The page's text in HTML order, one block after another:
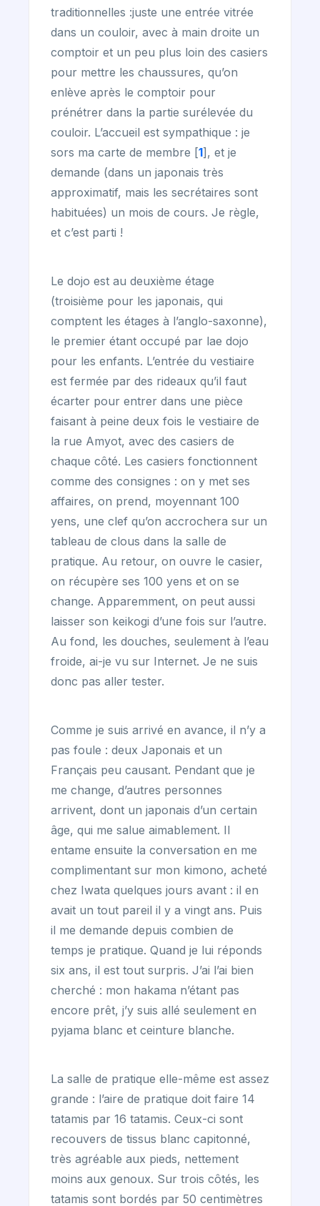
traditionnelles :juste une entrée vitrée
dans un couloir, avec à main droite un
comptoir et un peu plus loin des casiers
pour mettre les chaussures, qu’on
enlève après le comptoir pour
prénétrer dans la partie surélevée du
couloir. L’accueil est sympathique : je
sors ma carte de membre [1] , et je
demande (dans un japonais très
approximatif, mais les secrétaires sont
habituées) un mois de cours. Je règle,
et c’est parti !
Le dojo est au deuxième étage
(troisième pour les japonais, qui
comptent les étages à l’anglo-saxonne),
le premier étant occupé par lae dojo
pour les enfants. L’entrée du vestiaire
est fermée par des rideaux qu’il faut
écarter pour entrer dans une pièce
faisant à peine deux fois le vestiaire de
la rue Amyot, avec des casiers de
chaque côté. Les casiers fonctionnent
comme des consignes : on y met ses
affaires, on prend, moyennant 100
yens, une clef qu’on accrochera sur un
tableau de clous dans la salle de
pratique. Au retour, on ouvre le casier,
on récupère ses 100 yens et on se
change. Apparemment, on peut aussi
laisser son keikogi d’une fois sur l’autre.
Au fond, les douches, seulement à l’eau
froide, ai-je vu sur Internet. Je ne suis
donc pas aller tester.
Comme je suis arrivé en avance, il n’y a
pas foule : deux Japonais et un
Français peu causant. Pendant que je
me change, d’autres personnes
arrivent, dont un japonais d’un certain
âge, qui me salue aimablement. Il
entame ensuite la conversation en me
complimentant sur mon kimono, acheté
chez Iwata quelques jours avant : il en
avait un tout pareil il y a vingt ans. Puis
il me demande depuis combien de
temps je pratique. Quand je lui réponds
six ans, il est tout surpris. J’ai l’ai bien
cherché : mon hakama n’étant pas
encore prêt, j’y suis allé seulement en
pyjama blanc et ceinture blanche.
La salle de pratique elle-même est assez
grande : l’aire de pratique doit faire 14
tatamis par 16 tatamis. Ceux-ci sont
recouvers de tissus blanc capitonné,
très agréable aux pieds, nettement
moins aux genoux. Sur trois côtés, les
tatamis sont bordés par 50 centimètres